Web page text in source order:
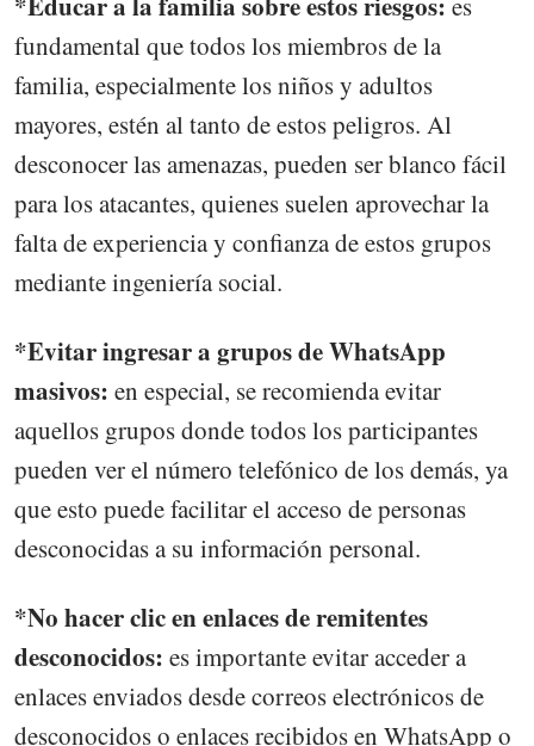
fundamental que todos los miembros de la
familia, especialmente los niños y adultos
mayores, estén al tanto de estos peligros. Al
desconocer las amenazas, pueden ser blanco fácil
para los atacantes, quienes suelen aprovechar la
falta de experiencia y confianza de estos grupos
mediante ingeniería social.
*Evitar ingresar a grupos de WhatsApp
masivos: en especial, se recomienda evitar
aquellos grupos donde todos los participantes
pueden ver el número telefónico de los demás, ya
que esto puede facilitar el acceso de personas
desconocidas a su información personal.
*No hacer clic en enlaces de remitentes
desconocidos: es importante evitar acceder a
enlaces enviados desde correos electrónicos de
desconocidos o enlaces recibidos en WhatsApp o